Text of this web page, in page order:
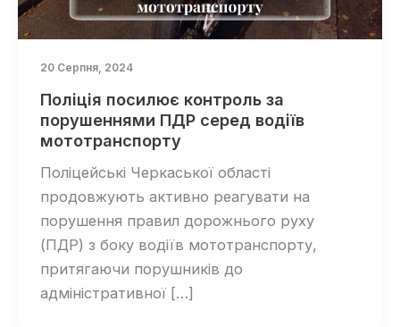
20 Серпня, 2024
Поліція посилює контроль за
порушеннями ПДР серед водіїв
мототранспорту
Поліцейські Черкаської області
продовжують активно реагувати на
порушення правил дорожнього руху
(ПДР) з боку водіїв мототранспорту,
притягаючи порушників до
адміністративної […]